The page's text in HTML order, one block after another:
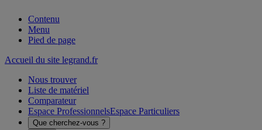
Contenu
Menu
Pied de page
Accueil du site legrand.fr
Nous trouver
Liste de matériel
Comparateur
Espace ProfessionnelsEspace Particuliers
Que cherchez-vous ?